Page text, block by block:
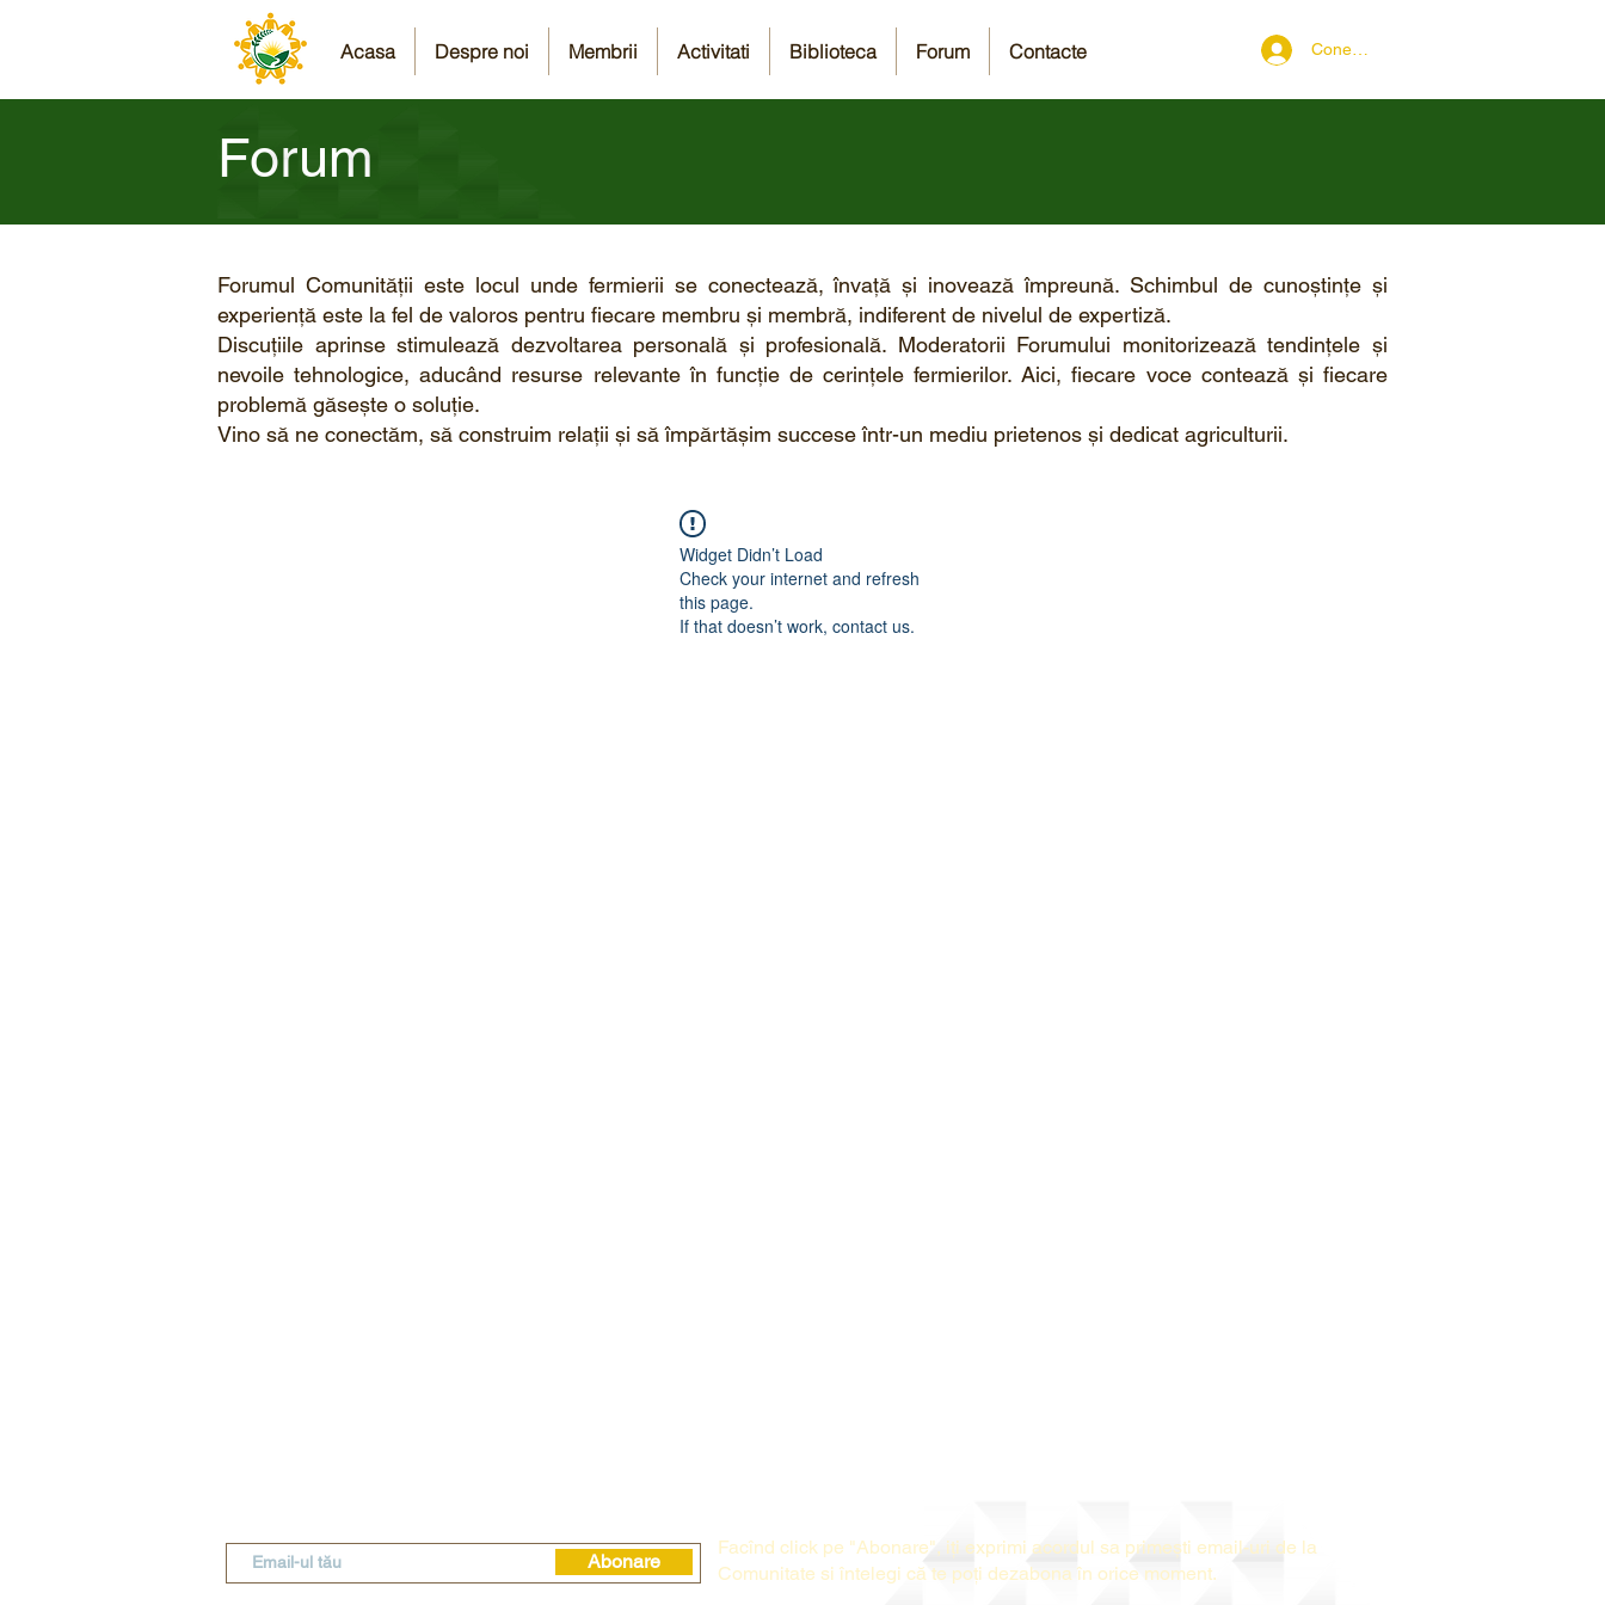
Acasa Despre noi Membrii Activitati Biblioteca Forum Contacte Conectează-te
Forum
Forumul Comunității este locul unde fermierii se conectează, învață și inovează împreună. Schimbul de cunoștințe și
experiență este la fel de valoros pentru fiecare membru și membră, indiferent de nivelul de expertiză.
Discuțiile aprinse stimulează dezvoltarea personală și profesională. Moderatorii Forumului monitorizează tendințele și
nevoile tehnologice, aducând resurse relevante în funcție de cerințele fermierilor. Aici, fiecare voce contează și fiecare
problemă găsește o soluție.
Vino să ne conectăm, să construim relații și să împărtășim succese într-un mediu prietenos și dedicat agriculturii.
Widget Didn’t Load
Check your internet and refresh
this page.
If that doesn’t work, contact us.
Abonare
Facînd click pe "Abonare", iți exprimi acordul sa primești email-uri de la
Comunitate si întelegi că te poți dezabona în orice moment.